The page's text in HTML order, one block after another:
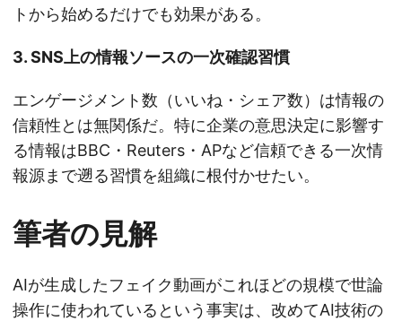
トから始めるだけでも効果がある。
3. SNS上の情報ソースの一次確認習慣
エンゲージメント数（いいね・シェア数）は情報の
信頼性とは無関係だ。特に企業の意思決定に影響す
る情報はBBC・Reuters・APなど信頼できる一次情
報源まで遡る習慣を組織に根付かせたい。
筆者の見解
AIが生成したフェイク動画がこれほどの規模で世論
操作に使われているという事実は、改めてAI技術の